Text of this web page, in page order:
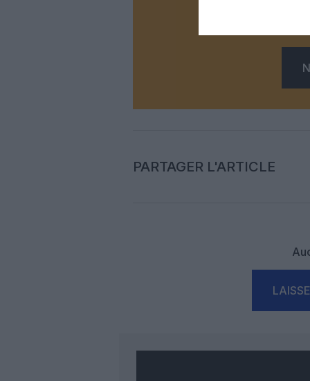
PARTAGER L'ARTICLE